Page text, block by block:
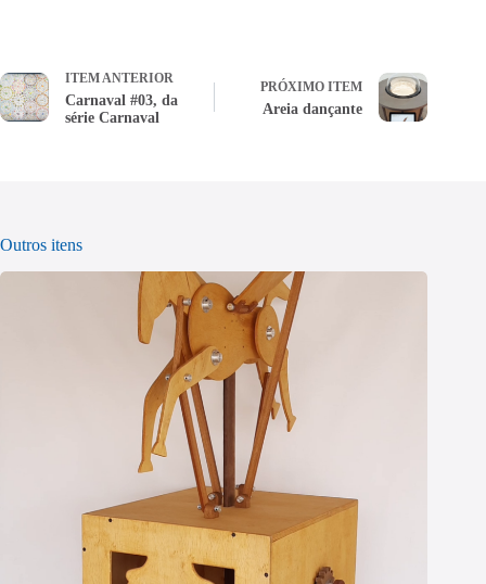
ITEM ANTERIOR
Carnaval #03, da
série Carnaval
PRÓXIMO ITEM
Areia dançante
Outros itens